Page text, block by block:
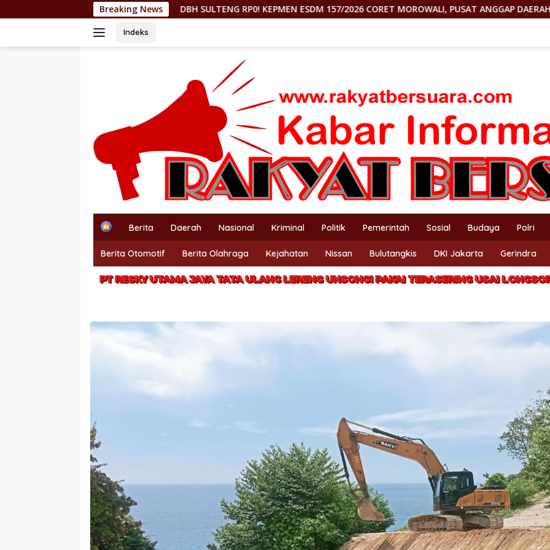
ke
Breaking News
DBH SULTENG RP0! KEPMEN ESDM 157/2026 CORET MOROWALI, PUSAT ANGGAP DAERAH CUMA MESIN UANG
Indeks
H
m
e
Berita Daerah Nasional Kriminal Politik Pemerintah Sosial Budaya Polri
Berita Otomotif Berita Olahraga Kejahatan Nissan Bulutangkis DKI Jakarta Gerindra
PT RESKY UTAMA JAYA TATA ULANG LERENG UNSONGI PAKAI TERASERING USAI